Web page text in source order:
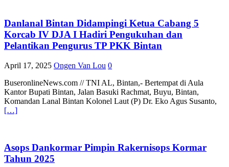
Danlanal Bintan Didampingi Ketua Cabang 5
Korcab IV DJA I Hadiri Pengukuhan dan
Pelantikan Pengurus TP PKK Bintan
April 17, 2025 Ongen Van Lou 0
BuseronlineNews.com // TNI AL, Bintan,- Bertempat di Aula
Kantor Bupati Bintan, Jalan Basuki Rachmat, Buyu, Bintan,
Komandan Lanal Bintan Kolonel Laut (P) Dr. Eko Agus Susanto,
[…]
Asops Dankormar Pimpin Rakernisops Kormar
Tahun 2025